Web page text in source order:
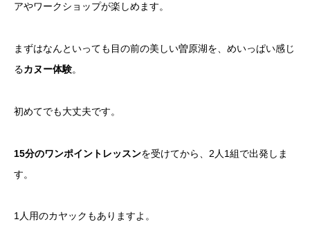
アやワークショップが楽しめます。
まずはなんといっても目の前の美しい曽原湖を、めいっぱい感じ
るカヌー体験。
初めてでも大丈夫です。
15分のワンポイントレッスンを受けてから、2人1組で出発しま
す。
1人用のカヤックもありますよ。